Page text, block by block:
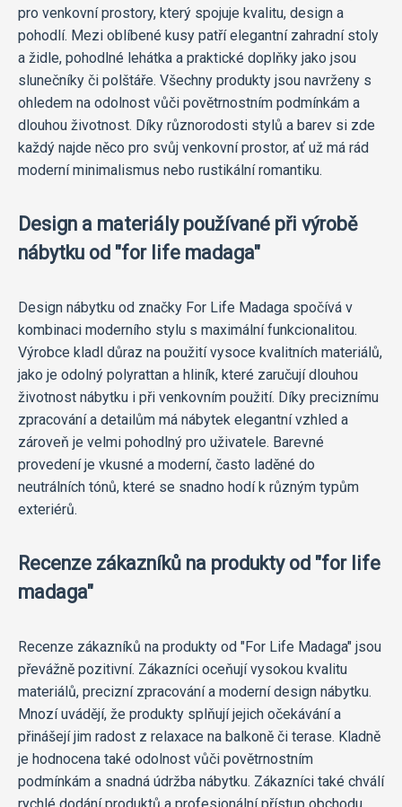
pro venkovní prostory, který spojuje kvalitu, design a
pohodlí. Mezi oblíbené kusy patří elegantní zahradní stoly
a židle, pohodlné lehátka a praktické doplňky jako jsou
slunečníky či polštáře. Všechny produkty jsou navrženy s
ohledem na odolnost vůči povětrnostním podmínkám a
dlouhou životnost. Díky různorodosti stylů a barev si zde
každý najde něco pro svůj venkovní prostor, ať už má rád
moderní minimalismus nebo rustikální romantiku.
Design a materiály používané při výrobě
nábytku od "for life madaga"
Design nábytku od značky For Life Madaga spočívá v
kombinaci moderního stylu s maximální funkcionalitou.
Výrobce kladl důraz na použití vysoce kvalitních materiálů,
jako je odolný polyrattan a hliník, které zaručují dlouhou
životnost nábytku i při venkovním použití. Díky preciznímu
zpracování a detailům má nábytek elegantní vzhled a
zároveň je velmi pohodlný pro uživatele. Barevné
provedení je vkusné a moderní, často laděné do
neutrálních tónů, které se snadno hodí k různým typům
exteriérů.
Recenze zákazníků na produkty od "for life
madaga"
Recenze zákazníků na produkty od "For Life Madaga" jsou
převážně pozitivní. Zákazníci oceňují vysokou kvalitu
materiálů, precizní zpracování a moderní design nábytku.
Mnozí uvádějí, že produkty splňují jejich očekávání a
přinášejí jim radost z relaxace na balkoně či terase. Kladně
je hodnocena také odolnost vůči povětrnostním
podmínkám a snadná údržba nábytku. Zákazníci také chválí